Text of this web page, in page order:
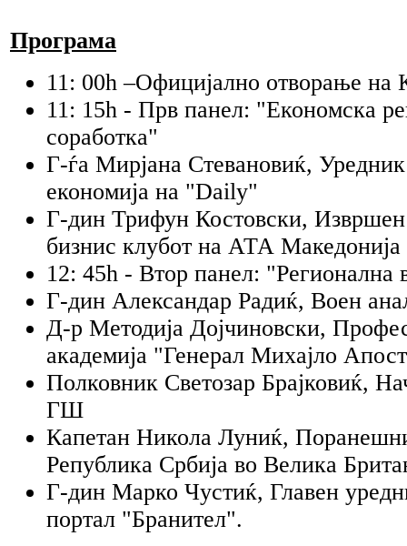
Програма
11: 00h –Официјално отворање на
11: 15h - Прв панел: "Економска
соработка"
Г-ѓа Мирјана Стевановиќ, Уредник
економија на "Daily"
Г-дин Трифун Костовски,
бизнис клубот на АТА Македонија
12: 45h - Втор панел: "Регионална
Г-дин Александар Радиќ, Воен
Д-р Методија Дојчиновски,
академија "Генерал Михајло
Полковник Светозар Брајковиќ,
ГШ
Капетан Никола Луниќ,
Република Србија во Велика
Г-дин Марко Чустиќ, Главен
портал "Бранител".